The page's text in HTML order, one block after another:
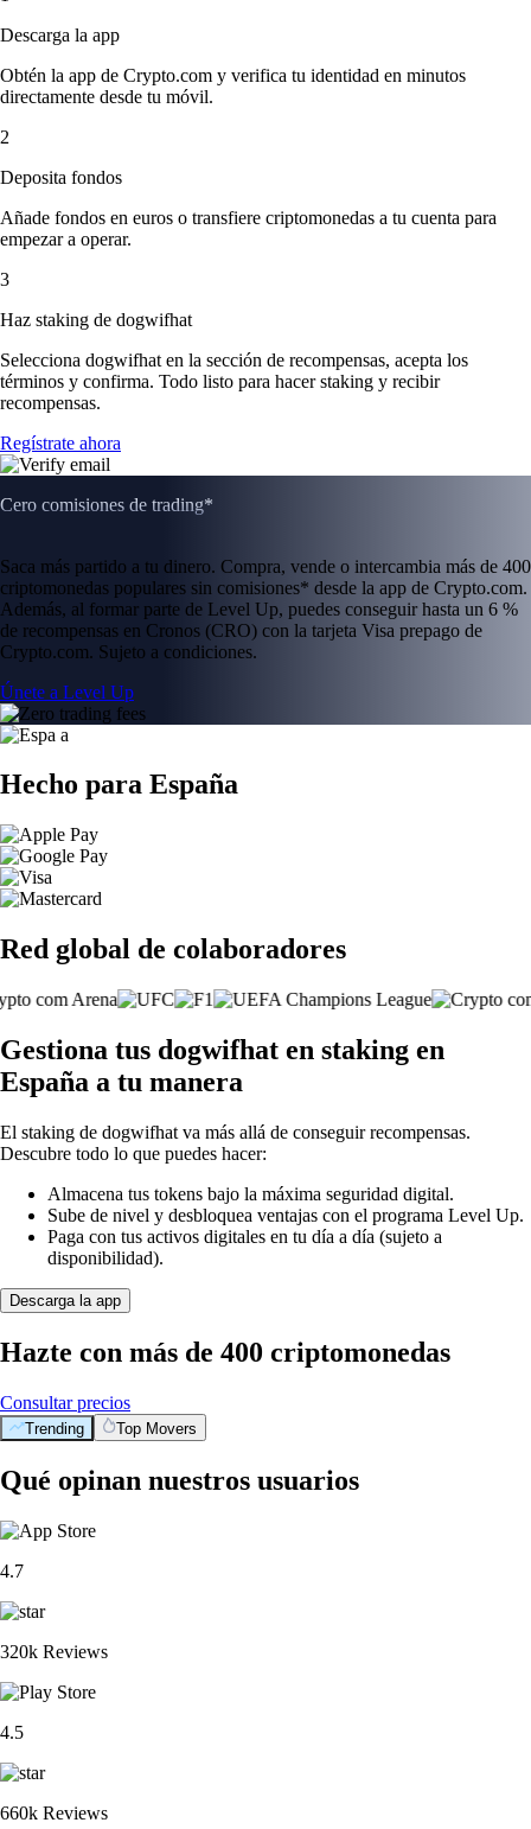
Descarga la app
Obtén la app de Crypto.com y verifica tu identidad en minutos
directamente desde tu móvil.
2
Deposita fondos
Añade fondos en euros o transfiere criptomonedas a tu cuenta para
empezar a operar.
3
Haz staking de dogwifhat
Selecciona dogwifhat en la sección de recompensas, acepta los
términos y confirma. Todo listo para hacer staking y recibir
recompensas.
Regístrate ahora
Cero comisiones de trading*
Saca más partido a tu dinero. Compra, vende o intercambia más de 400
criptomonedas populares sin comisiones* desde la app de Crypto.com.
Además, al formar parte de Level Up, puedes conseguir hasta un 6 %
de recompensas en Cronos (CRO) con la tarjeta Visa prepago de
Crypto.com. Sujeto a condiciones.
Únete a Level Up
Hecho para España
Red global de colaboradores
Gestiona tus dogwifhat en staking en
España a tu manera
El staking de dogwifhat va más allá de conseguir recompensas.
Descubre todo lo que puedes hacer:
Almacena tus tokens bajo la máxima seguridad digital.
Sube de nivel y desbloquea ventajas con el programa Level Up.
Paga con tus activos digitales en tu día a día (sujeto a
disponibilidad).
Descarga la app
Hazte con más de 400 criptomonedas
Consultar precios
Trending Top Movers
Qué opinan nuestros usuarios
4.7
320k Reviews
4.5
660k Reviews